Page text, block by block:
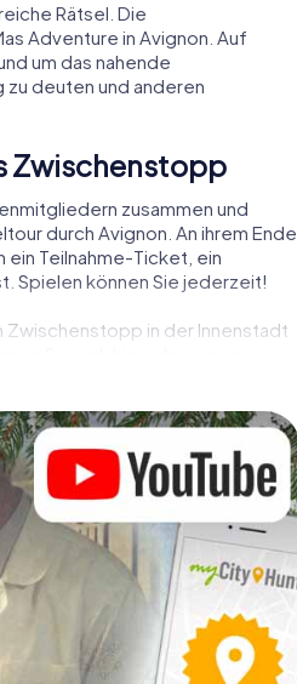
Rätsel. Die
Adventure in Avignon. Auf
um das nahende
deuten und anderen
Zwischenstopp
zusammen und
durch Avignon. An ihrem Ende
Teilnahme-Ticket, ein
Spielen können Sie jederzeit!
Zwischenstopp in der Innenstadt
Sie sich hier ruhig einen
in Avignon
als Programmpunkt Ihrer
das gastronomische
ein Ausflug zum
zu einem Highlight. Schließlich
perfekten Weihnachtsfeier in
Weihnachtsthematik. Gönnen
und planen Sie unser X-Mas
ein!